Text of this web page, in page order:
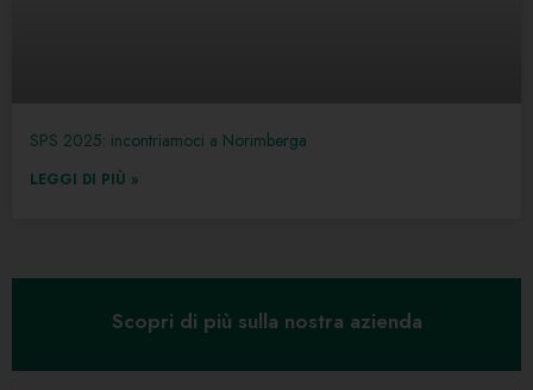
SPS 2025: incontriamoci a Norimberga
LEGGI DI PIÙ »
Scopri di più sulla nostra azienda